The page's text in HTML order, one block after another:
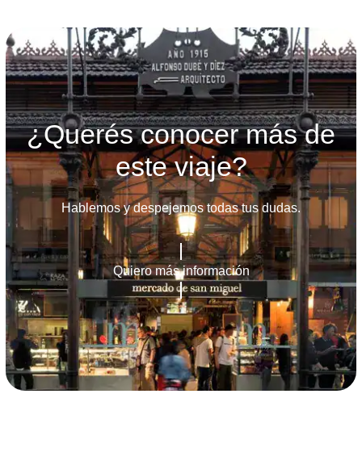
¿Querés conocer más de
este viaje?
Hablemos y despejemos todas tus dudas.
Quiero más información